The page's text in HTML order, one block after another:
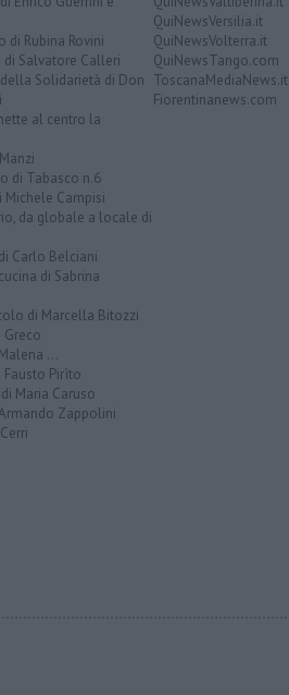
di Rubina Rovini
Salvatore Calleri
Solidarietà di Don
al centro la
di Tabasco n.6
Michele Campisi
da globale a locale di
Carlo Belciani
di Sabrina
di Marcella Bitozzi
Greco
...
Fausto Pirìto
Maria Caruso
Zappolini
QuiNewsVersilia.it
QuiNewsVolterra.it
QuiNewsTango.com
ToscanaMediaNews.it
Fiorentinanews.com